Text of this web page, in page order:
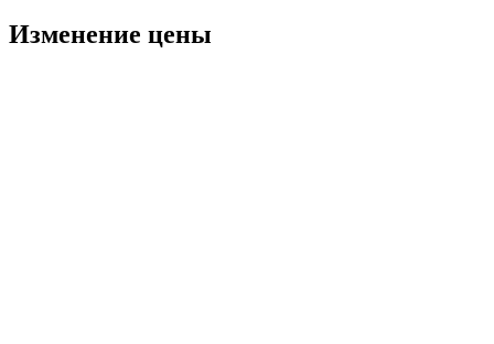
Изменение цены